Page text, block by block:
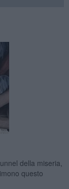
della miseria,
questo